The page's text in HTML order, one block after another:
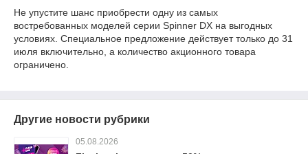
Не упустите шанс приобрести одну из самых
востребованных моделей серии Spinner DX на выгодных
условиях. Специальное предложение действует только до 31
июля включительно, а количество акционного товара
ограничено.
Другие новости рубрики
05.08.2026